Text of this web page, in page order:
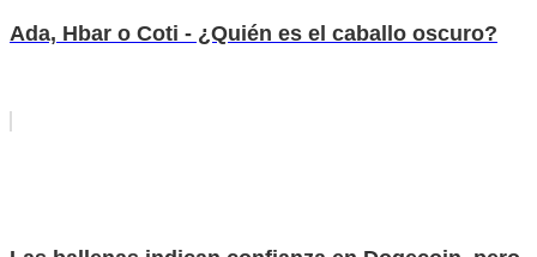
Ada, Hbar o Coti - ¿Quién es el caballo oscuro?